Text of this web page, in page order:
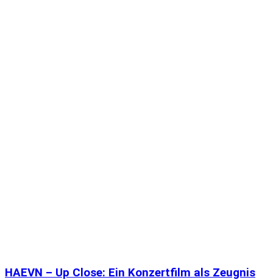
HAEVN – Up Close: Ein Konzertfilm als Zeugnis